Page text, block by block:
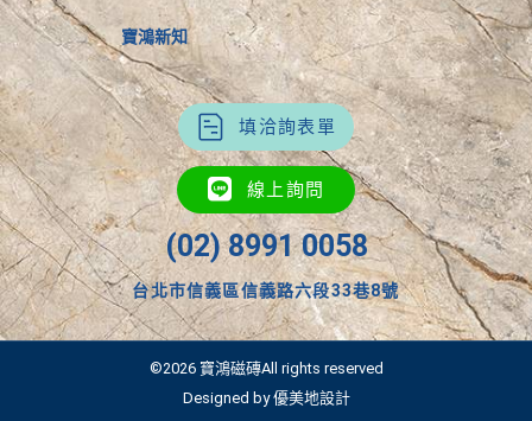
寶鴻新知
填洽詢表單
線上詢問
(02) 8991 0058
台北市信義區信義路六段33巷8號
©2026 寶鴻磁磚All rights reserved
Designed by 優美地設計